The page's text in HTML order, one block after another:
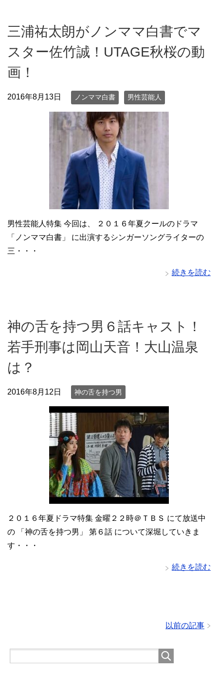
三浦祐太朗がノンママ白書でマ
スター佐竹誠！UTAGE秋桜の動
画！
2016年8月13日 ノンママ白書 男性芸能人
男性芸能人特集 今回は、 ２０１６年夏クールのドラマ
「ノンママ白書」 に出演するシンガーソングライターの
三・・・
続きを読む
神の舌を持つ男６話キャスト！
若手刑事は岡山天音！大山温泉
は？
2016年8月12日 神の舌を持つ男
２０１６年夏ドラマ特集 金曜２２時＠ＴＢＳ にて放送中
の 「神の舌を持つ男」 第６話 について深堀していきま
す・・・
続きを読む
以前の記事